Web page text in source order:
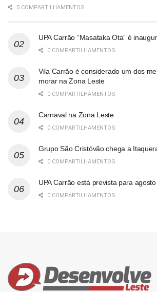
5 COMPARTILHAMENTOS
UPA Carrão “Masataka Ota” é
0 COMPARTILHAMENTOS
Vila Carrão é considerado um dos
morar na Zona Leste
0 COMPARTILHAMENTOS
Carnaval na Zona Leste
0 COMPARTILHAMENTOS
Grupo São Cristóvão chega a
0 COMPARTILHAMENTOS
UPA Carrão está prevista para agosto
0 COMPARTILHAMENTOS